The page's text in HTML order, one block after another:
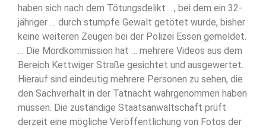
haben sich nach dem Tötungsdelikt …, bei dem ein 32-
jähriger … durch stumpfe Gewalt getötet wurde, bisher
keine weiteren Zeugen bei der Polizei Essen gemeldet.
… Die Mordkommission hat … mehrere Videos aus dem
Bereich Kettwiger Straße gesichtet und ausgewertet.
Hierauf sind eindeutig mehrere Personen zu sehen, die
den Sachverhalt in der Tatnacht wahrgenommen haben
müssen. Die zuständige Staatsanwaltschaft prüft
derzeit eine mögliche Veröffentlichung von Fotos der